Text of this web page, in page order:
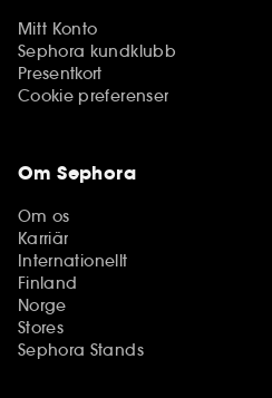
Mitt Konto
Sephora kundklubb
Presentkort
Cookie preferenser
Om Sephora
Om os
Karriär
Internationellt
Finland
Norge
Stores
Sephora Stands